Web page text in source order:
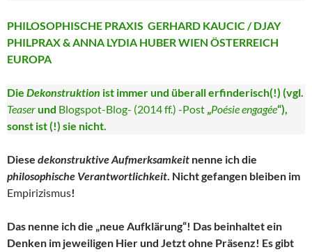
PHILOSOPHISCHE PRAXIS GERHARD KAUCIC / DJAY
PHILPRAX & ANNA LYDIA HUBER WIEN ÖSTERREICH
EUROPA
Die Dekonstruktion ist immer und überall erfinderisch(!) (vgl.
Teaserund Blogspot-Blog- (2014 ff.) -Post „Poésie engagée“),
sonst ist (!) sie nicht.
Diese dekonstruktive Aufmerksamkeit nenne ich die
philosophische Verantwortlichkeit. Nicht gefangen bleiben im
Empirizismus!
Das nenne ich die „neue Aufklärung“! Das beinhaltet ein
Denken im jeweiligen Hier und Jetzt ohne Präsenz! Es gibt